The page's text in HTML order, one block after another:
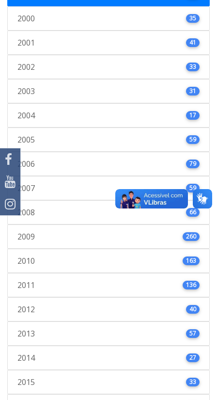
2000 35
2001 41
2002 33
2003 31
2004 17
2005 59
2006 79
2007 59
2008 66
2009 260
2010 163
2011 136
2012 40
2013 57
2014 27
2015 33